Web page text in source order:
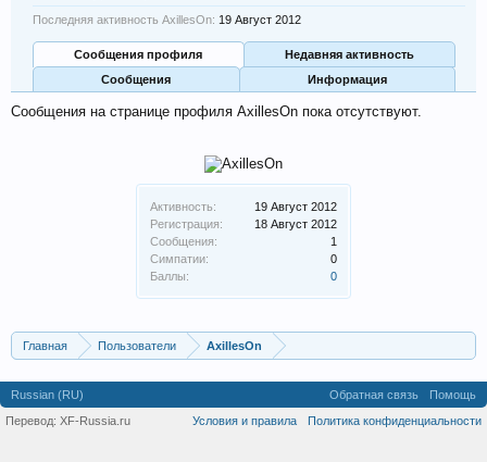
Активность:
19 Август 2012
Регистрация:
18 Август 2012
Сообщения:
1
Симпатии:
0
Баллы:
0
Последняя активность AxillesOn: 19 Август 2012
Сообщения профиля
Недавняя активность
Сообщения
Информация
Сообщения на странице профиля AxillesOn пока отсутствуют.
Главная Пользователи AxillesOn
Russian (RU) Обратная связь
Помощь
Условия и правила
Политика конфиденциальности
Перевод: XF-Russia.ru